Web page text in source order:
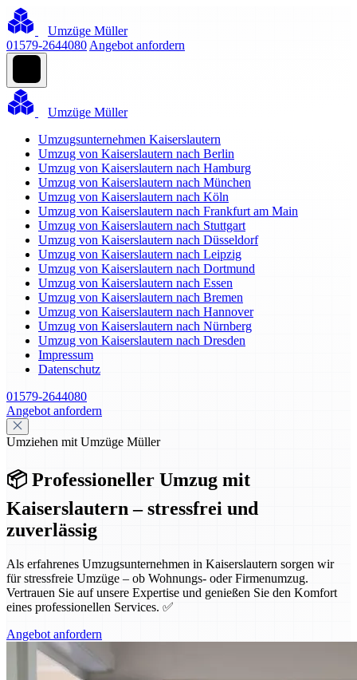
Umzüge Müller
01579-2644080 Angebot anfordern
Umzüge Müller
Umzugsunternehmen Kaiserslautern
Umzug von Kaiserslautern nach Berlin
Umzug von Kaiserslautern nach Hamburg
Umzug von Kaiserslautern nach München
Umzug von Kaiserslautern nach Köln
Umzug von Kaiserslautern nach Frankfurt am Main
Umzug von Kaiserslautern nach Stuttgart
Umzug von Kaiserslautern nach Düsseldorf
Umzug von Kaiserslautern nach Leipzig
Umzug von Kaiserslautern nach Dortmund
Umzug von Kaiserslautern nach Essen
Umzug von Kaiserslautern nach Bremen
Umzug von Kaiserslautern nach Hannover
Umzug von Kaiserslautern nach Nürnberg
Umzug von Kaiserslautern nach Dresden
Impressum
Datenschutz
01579-2644080
Angebot anfordern
Umziehen mit Umzüge Müller
📦 Professioneller Umzug mit
Kaiserslautern – stressfrei und
zuverlässig
Als erfahrenes Umzugsunternehmen in Kaiserslautern sorgen wir
für stressfreie Umzüge – ob Wohnungs- oder Firmenumzug.
Vertrauen Sie auf unsere Expertise und genießen Sie den Komfort
eines professionellen Services. ✅
Angebot anfordern